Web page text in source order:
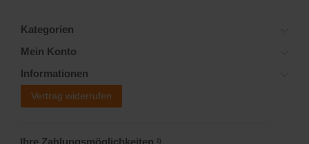
Kategorien
Mein Konto
Informationen
Vertrag widerrufen
Ihre Zahlungsmöglichkeiten 2)